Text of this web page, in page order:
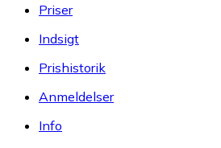
Priser
Indsigt
Prishistorik
Anmeldelser
Info